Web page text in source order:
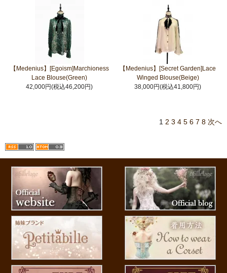
【Medenius】[Egoism]Marchioness
Lace Blouse(Green)
42,000円(税込46,200円)
【Medenius】[Secret Garden]Lace
Winged Blouse(Beige)
38,000円(税込41,800円)
1 2 3 4 5 6 7 8 次へ